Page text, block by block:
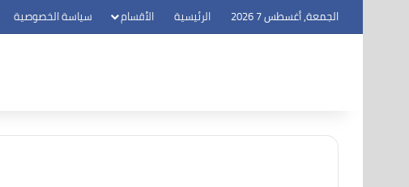
الجمعة, أغسطس 7 2026 الرئيسية الأقسام سياسة الخصوصية